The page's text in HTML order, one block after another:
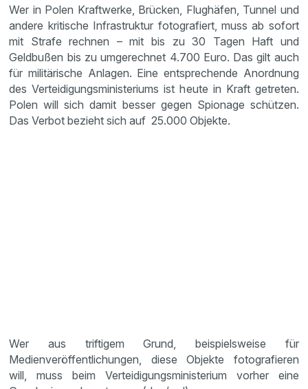
Wer in Polen Kraftwerke, Brücken, Flughäfen, Tunnel und
andere kritische Infrastruktur fotografiert, muss ab sofort
mit Strafe rechnen – mit bis zu 30 Tagen Haft und
Geldbußen bis zu umgerechnet 4.700 Euro. Das gilt auch
für militärische Anlagen. Eine entsprechende Anordnung
des Verteidigungsministeriums ist heute in Kraft getreten.
Polen will sich damit besser gegen Spionage schützen.
Das Verbot bezieht sich auf 25.000 Objekte.
Wer aus triftigem Grund, beispielsweise für
Medienveröffentlichungen, diese Objekte fotografieren
will, muss beim Verteidigungsministerium vorher eine